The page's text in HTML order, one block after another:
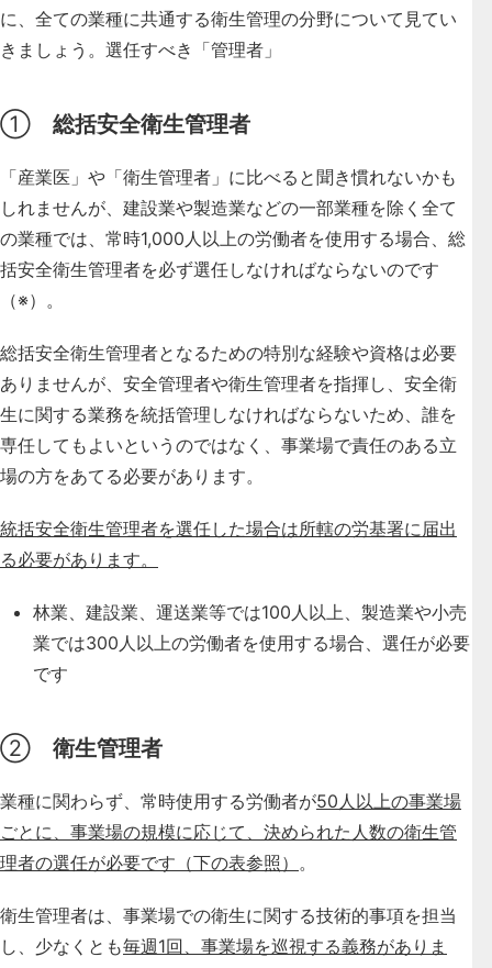
に、全ての業種に共通する衛生管理の分野について見てい
きましょう。選任すべき「管理者」
① 総括安全衛生管理者
「産業医」や「衛生管理者」に比べると聞き慣れないかも
しれませんが、建設業や製造業などの一部業種を除く全て
の業種では、常時1,000人以上の労働者を使用する場合、総
括安全衛生管理者を必ず選任しなければならないのです
（※）。
総括安全衛生管理者となるための特別な経験や資格は必要
ありませんが、安全管理者や衛生管理者を指揮し、安全衛
生に関する業務を統括管理しなければならないため、誰を
専任してもよいというのではなく、事業場で責任のある立
場の方をあてる必要があります。
統括安全衛生管理者を選任した場合は所轄の労基署に届出
る必要があります。
林業、建設業、運送業等では100人以上、製造業や小売
業では300人以上の労働者を使用する場合、選任が必要
です
② 衛生管理者
業種に関わらず、常時使用する労働者が50人以上の事業場
ごとに、事業場の規模に応じて、決められた人数の衛生管
理者の選任が必要です（下の表参照） 。
衛生管理者は、事業場での衛生に関する技術的事項を担当
し、少なくとも毎週1回、事業場を巡視する義務がありま